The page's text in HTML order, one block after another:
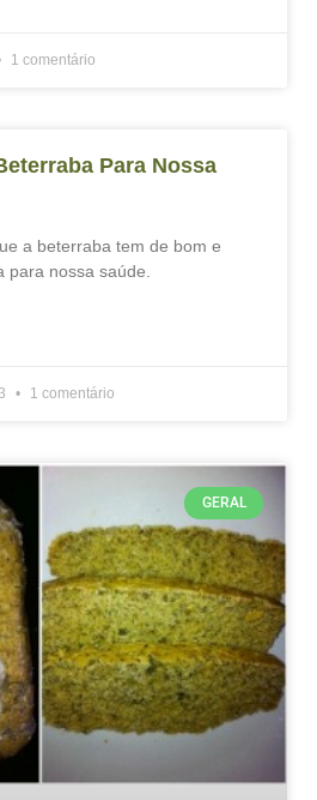
1 comentário
Para Nossa
a beterraba tem de bom e
para nossa saúde.
1 comentário
GERAL